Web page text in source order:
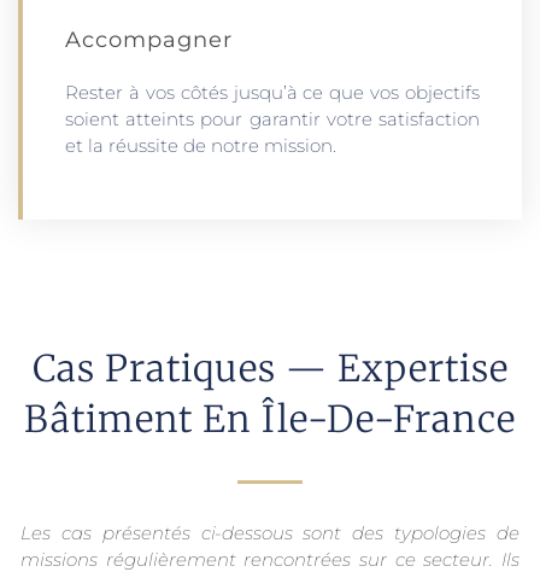
Accompagner
Rester à vos côtés jusqu’à ce que vos objectifs
soient atteints pour garantir votre satisfaction
et la réussite de notre mission.
Cas Pratiques — Expertise
Bâtiment En Île-De-France
Les cas présentés ci-dessous sont des typologies de
missions régulièrement rencontrées sur ce secteur. Ils